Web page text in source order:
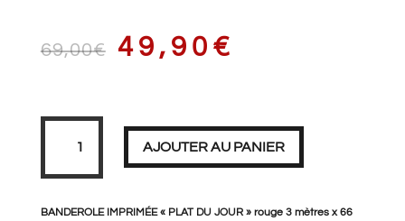
69,00€ LE
PRIX
INITIAL
49,90 €
PRIX
ACTUEL
quantité
Banderole
JOUR
mètres
AJOUTER AU PANIER
BANDEROLE IMPRIMÉE « PLAT DU JOUR » rouge 3 mètres x 66